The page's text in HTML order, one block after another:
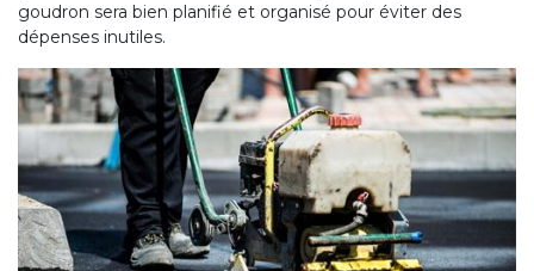
goudron sera bien planifié et organisé pour éviter des
dépenses inutiles.